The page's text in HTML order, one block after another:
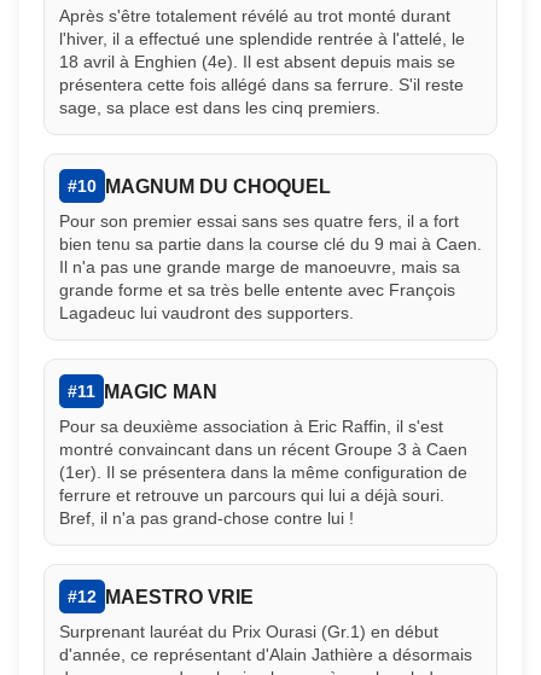
Après s'être totalement révélé au trot monté durant
l'hiver, il a effectué une splendide rentrée à l'attelé, le
18 avril à Enghien (4e). Il est absent depuis mais se
présentera cette fois allégé dans sa ferrure. S'il reste
sage, sa place est dans les cinq premiers.
#10 MAGNUM DU CHOQUEL
Pour son premier essai sans ses quatre fers, il a fort
bien tenu sa partie dans la course clé du 9 mai à Caen.
Il n'a pas une grande marge de manoeuvre, mais sa
grande forme et sa très belle entente avec François
Lagadeuc lui vaudront des supporters.
#11 MAGIC MAN
Pour sa deuxième association à Eric Raffin, il s'est
montré convaincant dans un récent Groupe 3 à Caen
(1er). Il se présentera dans la même configuration de
ferrure et retrouve un parcours qui lui a déjà souri.
Bref, il n'a pas grand-chose contre lui !
#12 MAESTRO VRIE
Surprenant lauréat du Prix Ourasi (Gr.1) en début
d'année, ce représentant d'Alain Jathière a désormais